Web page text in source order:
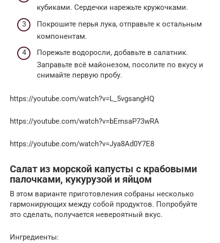
кубиками. Сердечки нарежьте кружочками.
Покрошите перья лука, отправьте к остальным
компонентам.
Порежьте водоросли, добавьте в салатник.
Заправьте всё майонезом, посолите по вкусу и
снимайте первую пробу.
https://youtube.com/watch?v=L_5vgsangHQ
https://youtube.com/watch?v=bEmsaP73wRA
https://youtube.com/watch?v=Jya8Ad0Y7E8
Салат из морской капусты с крабовыми
палочками, кукурузой и яйцом
В этом варианте приготовления собраны несколько
гармонирующих между собой продуктов. Попробуйте
это сделать, получается невероятный вкус.
Ингредиенты: